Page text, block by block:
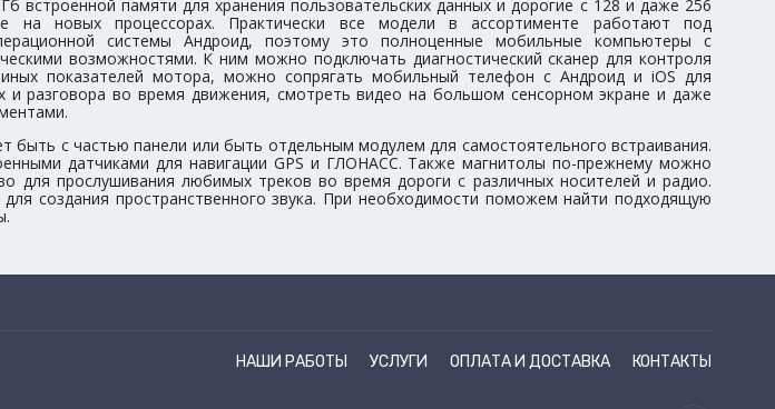
встроенной памяти для хранения пользовательских данных и дорогие с 128 и даже 256
на новых процессорах. Практически все модели в ассортименте работают под
системы Андроид, поэтому это полноценные мобильные компьютеры с
возможностями. К ним можно подключать диагностический сканер для контроля
показателей мотора, можно сопрягать мобильный телефон с Андроид и iOS для
и разговора во время движения, смотреть видео на большом сенсорном экране и даже
быть с частью панели или быть отдельным модулем для самостоятельного встраивания.
датчиками для навигации GPS и ГЛОНАСС. Также магнитолы по-прежнему можно
для прослушивания любимых треков во время дороги с различных носителей и радио.
создания пространственного звука. При необходимости поможем найти подходящую
НАШИ РАБОТЫ УСЛУГИ ОПЛАТА И ДОСТАВКА КОНТАКТЫ